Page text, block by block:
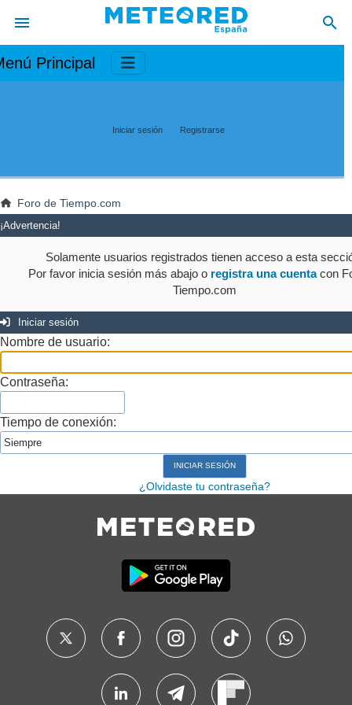
Principal
Iniciar sesión Registrarse
Foro de Tiempo.com
¡Advertencia!
Solamente usuarios registrados tienen acceso a esta
Por favor inicia sesión más abajo o registra una cuentacon
Tiempo.com
Iniciar sesión
Nombre de usuario:
Contraseña:
Tiempo de conexión:
¿Olvidaste tu contraseña?